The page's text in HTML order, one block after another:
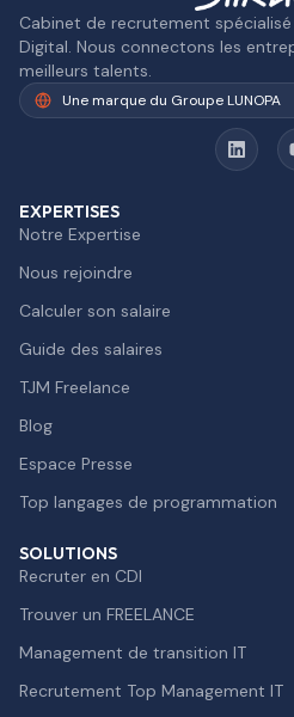
Cabinet de recrutement
Digital. Nous connectons les
meilleurs talents.
Une marque du Groupe LUNOPA
EXPERTISES
Notre Expertise
Nous rejoindre
Calculer son salaire
Guide des salaires
TJM Freelance
Blog
Espace Presse
Top langages de programmation
SOLUTIONS
Recruter en CDI
Trouver un FREELANCE
Management de transition IT
Recrutement Top Management IT